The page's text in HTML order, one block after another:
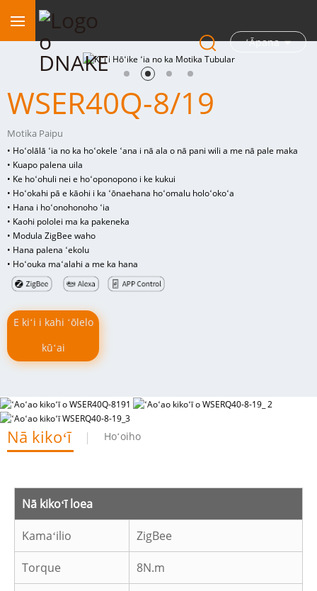
ʻĀpana
WSER40Q-8/19
Motika Paipu
• Hoʻolālā ʻia no ka hoʻokele ʻana i nā ala o nā pani wili a me nā pale maka
• Kuapo palena uila
• Ke hoʻohuli nei e hoʻoponopono i ke kukui
• Hoʻokahi pā e kāohi i ka ʻōnaehana hoʻomalu holoʻokoʻa
• Hana i hoʻonohonoho ʻia
• Kaohi pololei ma ka pakeneka
• Modula ZigBee waho
• Hana palena ʻekolu
• Hoʻouka maʻalahi a me ka hana
E kiʻi i kahi ʻōlelo
kūʻai
Nā kikoʻī Hoʻoiho
Nā kikoʻī loea
Kamaʻilio ZigBee
Torque 8N.m